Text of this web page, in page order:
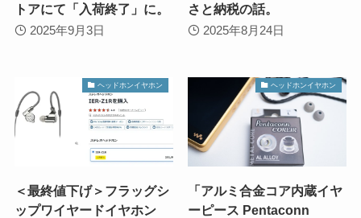
トアにて「入荷終了」に。
2025年9月3日
さと納税の話。
2025年8月24日
ヘッドホンイヤホン
＜最終値下げ＞フラッグシ
ップワイヤードイヤホン
ヘッドホンイヤホン
「アルミ合金コア内蔵イヤ
ーピース Pentaconn